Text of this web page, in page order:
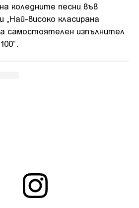
коледните песни във
„Най-високо класирана
самостоятелен изпълнител